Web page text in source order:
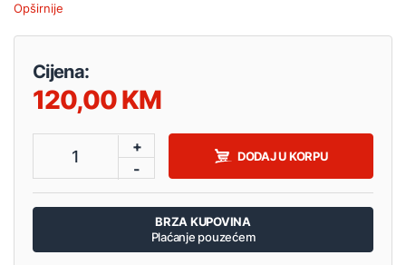
Opširnije
Cijena:
120,00
1
+
-
DODAJ U KORPU
BRZA KUPOVINA
Plaćanje pouzećem